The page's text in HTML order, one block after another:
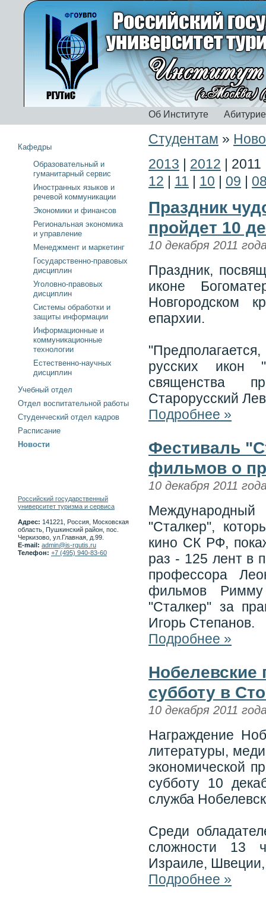
Об Институте
Студентам »
2013 | 2012 | 2011
12 | 11 | 10 | 09 |
Праздник
пройдет 10
10 декабря 2011
Праздник,
иконе
Новгородском
епархии.
русских икон
священства
Старорусский
Подробнее »
Фестиваль
фильмов о
10 декабря 2011
"Сталкер",
кино СК РФ,
раз - 125 лент в
профессора
фильмов
"Сталкер" за
Игорь Степанов.
Подробнее »
Нобелевские
субботу в
10 декабря 2011
Награждение
литературы,
экономической
субботу 10
служба
Среди
сложности 13
Израиле,
Подробнее »
Кафедры
Образовательный и
гуманитарный сервис
Иностранных языков и
речевой коммуникации
Экономики и финансов
Региональная экономика
и управление
Менеджмент и маркетинг
Государственно-правовых
дисциплин
Уголовно-правовых
дисциплин
Системы обработки и
защиты информации
Информационные и
коммуникационные
технологии
Естественно-научных
дисциплин
Учебный отдел
Отдел воспитательной работы
Студенческий отдел кадров
Расписание
Новости
Российский государственный
университет туризма и сервиса
Адрес: 141221, Россия, Московская
область, Пушкинский район, пос.
Черкизово, ул.Главная, д.99.
E-mail: admin@is-rgutis.ru
Телефон: +7 (495) 940-83-60